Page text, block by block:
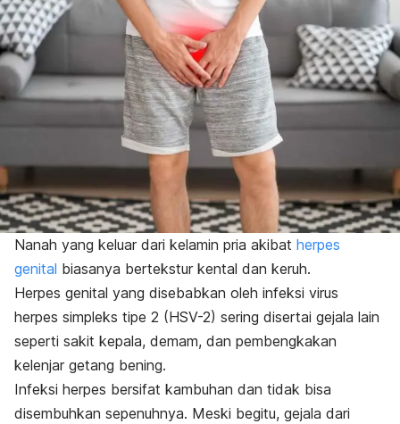
Nanah yang keluar dari kelamin pria akibat herpes
genital biasanya bertekstur kental dan keruh.
Herpes genital yang disebabkan oleh infeksi virus
herpes simpleks tipe 2 (HSV-2) sering disertai gejala lain
seperti sakit kepala, demam, dan pembengkakan
kelenjar getang bening.
Infeksi herpes bersifat kambuhan dan tidak bisa
disembuhkan sepenuhnya. Meski begitu, gejala dari